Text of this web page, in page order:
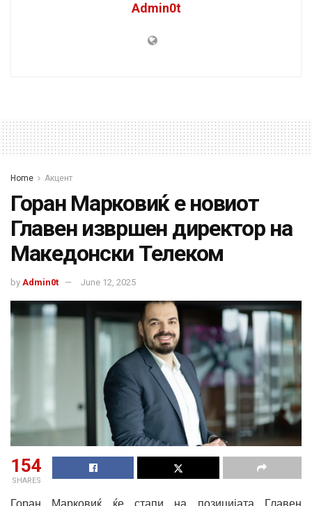
Admin0t
Home Акцент
Горан Марковиќ е новиот
Главен извршен директор на
Македонски Телеком
by Admin0t June 12, 2025
154
SHARES